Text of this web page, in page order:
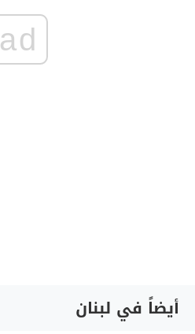
ad
أيضاً في لبنان